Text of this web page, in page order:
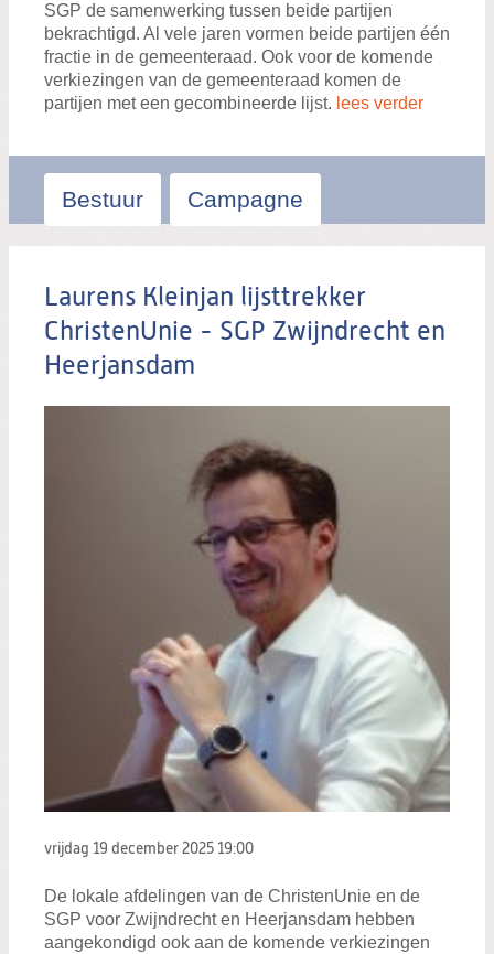
SGP de samenwerking tussen beide partijen
bekrachtigd. Al vele jaren vormen beide partijen één
fractie in de gemeenteraad. Ook voor de komende
verkiezingen van de gemeenteraad komen de
partijen met een gecombineerde lijst. lees verder
Bestuur Campagne
Laurens Kleinjan lijsttrekker
ChristenUnie - SGP Zwijndrecht en
Heerjansdam
vrijdag 19 december 2025 19:00
De lokale afdelingen van de ChristenUnie en de
SGP voor Zwijndrecht en Heerjansdam hebben
aangekondigd ook aan de komende verkiezingen